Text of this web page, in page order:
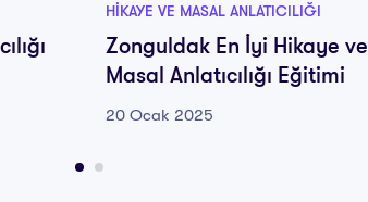
HIKAYE VE MASAL ANLATICILIĞI
Zonguldak En İyi Hikaye ve
Masal Anlatıcılığı Eğitimi
20 Ocak 2025